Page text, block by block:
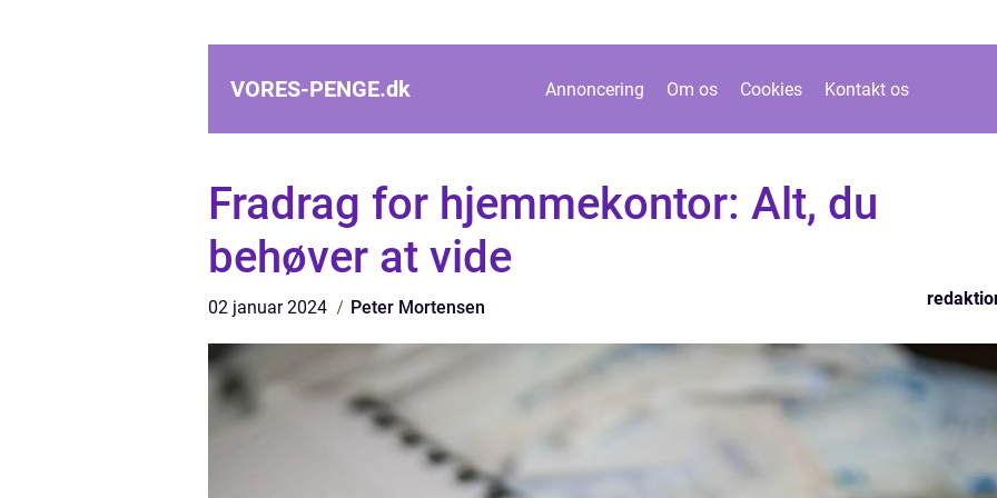
VORES-PENGE.dk Annoncering Om os Cookies Kontakt os
Fradrag for hjemmekontor: Alt, du
behøver at vide
02 januar 2024 Peter Mortensen